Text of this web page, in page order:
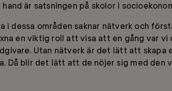
hand är satsningen på skolor i
i dessa områden saknar nätverk och
en viktig roll att visa att en gång var vi
Utan nätverk är det lätt att skapa
Då blir det lätt att de nöjer sig med den